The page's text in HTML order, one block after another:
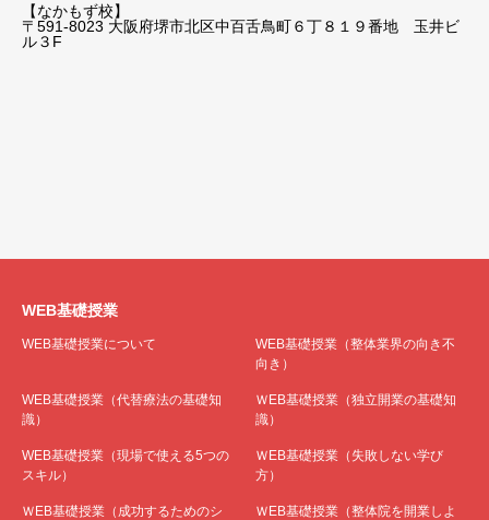
【なかもず校】
〒591-8023 大阪府堺市北区中百舌鳥町６丁８１９番地 玉井ビ
ル３F
WEB基礎授業
WEB基礎授業について
WEB基礎授業（整体業界の向き不
向き）
WEB基礎授業（代替療法の基礎知
識）
ＷEB基礎授業（独立開業の基礎知
識）
WEB基礎授業（現場で使える5つの
スキル）
ＷEB基礎授業（失敗しない学び
方）
ＷEB基礎授業（成功するためのシ ＷEB基礎授業（整体院を開業しよ